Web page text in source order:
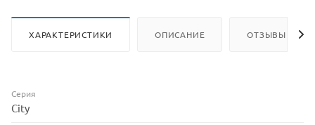
ХАРАКТЕРИСТИКИ ОПИСАНИЕ ОТЗЫВЫ
Серия
City